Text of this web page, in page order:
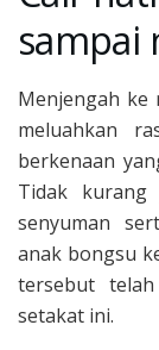
sampai
Menjengah ke
meluahkan
berkenaan
Tidak kurang
senyuman
anak bongsu
tersebut
setakat ini.